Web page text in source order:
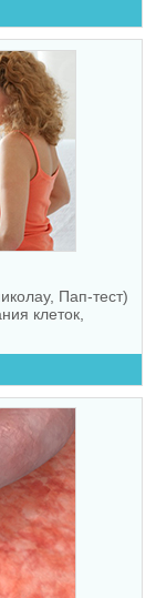
Пап-тест)
клеток,